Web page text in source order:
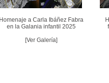
Homenaje a Carla Ibáñez Fabra
en la Galania infantil 2025
[Ver Galería]